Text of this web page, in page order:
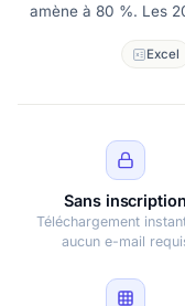
amène à 80 %. Les
Excel
Sans inscription
Téléchargement
aucun e-mail